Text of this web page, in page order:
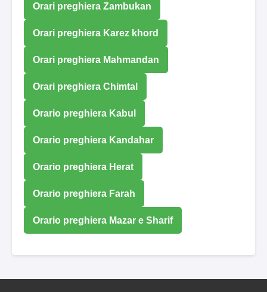
Orari preghiera Zambukan
Orari preghiera Karez khord
Orari preghiera Mahmandan
Orari preghiera Chimtal
Orario preghiera Kabul
Orario preghiera Kandahar
Orario preghiera Herat
Orario preghiera Farah
Orario preghiera Mazar e Sharif